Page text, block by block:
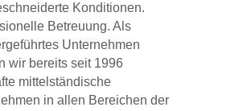
Konditionen.
Betreuung. Als
Unternehmen
wir bereits seit 1996
mittelständische
in allen Bereichen der